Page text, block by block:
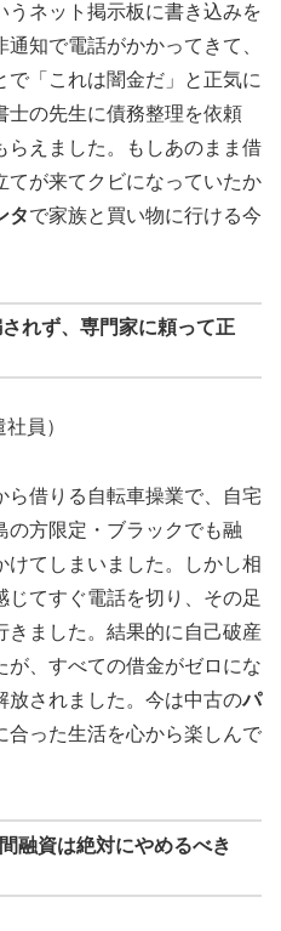
うネット掲示板に書き込みを
知で電話がかかってきて、
「これは闇金だ」と正気に
士の先生に債務整理を依頼
らえました。もしあのまま借
てが来てクビになっていたか
タで家族と買い物に行ける今
れず、専門家に頼って正
員）
借りる自転車操業で、自宅
の方限定・ブラックでも融
けてしまいました。しかし相
てすぐ電話を切り、その足
きました。結果的に自己破産
が、すべての借金がゼロにな
放されました。今は中古のパ
合った生活を心から楽しんで
融資は絶対にやめるべき